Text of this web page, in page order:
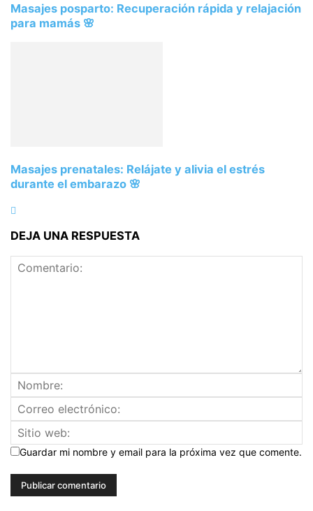
Masajes posparto: Recuperación rápida y relajación
para mamás 🌸
Masajes prenatales: Relájate y alivia el estrés
durante el embarazo 🌸
DEJA UNA RESPUESTA
Guardar mi nombre y email para la próxima vez que comente.